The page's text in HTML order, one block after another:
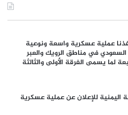
عملية عسكرية واسعة ونوعية
في مناطق الرويك والعبر
لما يسمى الفرقة الأولى والثالثة
اليمنية للإعلان عن عملية عسكرية